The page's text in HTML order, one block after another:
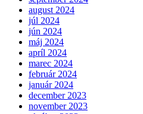
august 2024
júl 2024
jún 2024
máj 2024
apríl 2024
marec 2024
február 2024
január 2024
december 2023
november 2023